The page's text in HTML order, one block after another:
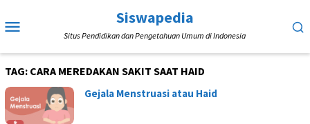
ke
Mobile
Siswapedia
Situs Pendidikan dan Pengetahuan Umum di Indonesia
TAG: CARA MEREDAKAN SAKIT SAAT HAID
Gejala Menstruasi atau Haid